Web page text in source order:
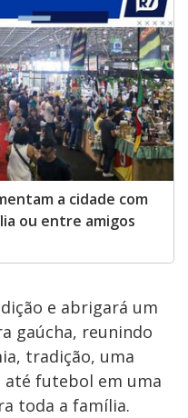
a cidade com
ou entre amigos
e abrigará um
gaúcha, reunindo
tradição, uma
futebol em uma
toda a família.